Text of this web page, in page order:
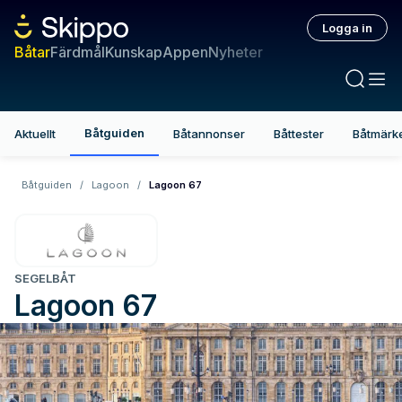
BåtarFärdmålKunskapAppenNyheter
Logga in
Aktuellt Båtguiden Båtannonser Båttester
Båtguiden / Lagoon / Lagoon 67
SEGELBÅT
Lagoon 67